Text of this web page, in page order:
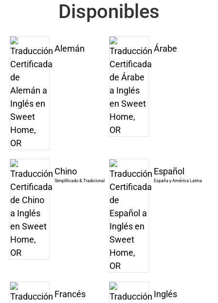
Disponibles
Alemán Árabe
Chino
Simplificado & Tradicional
Español
España y América Latina
Francés Inglés